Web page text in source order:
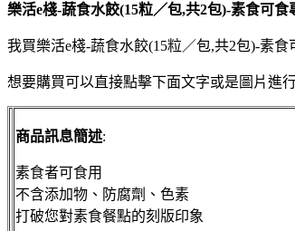
樂活e棧-蔬食水餃(15粒／包,共2包)-素食可食
我買樂活e棧-蔬食水餃(15粒／包,共2包)-素
想要購買可以直接點擊下面文字或是圖片進
商品訊息簡述:
素食者可食用
不含添加物、防腐劑、色素
打破您對素食餐點的刻版印象